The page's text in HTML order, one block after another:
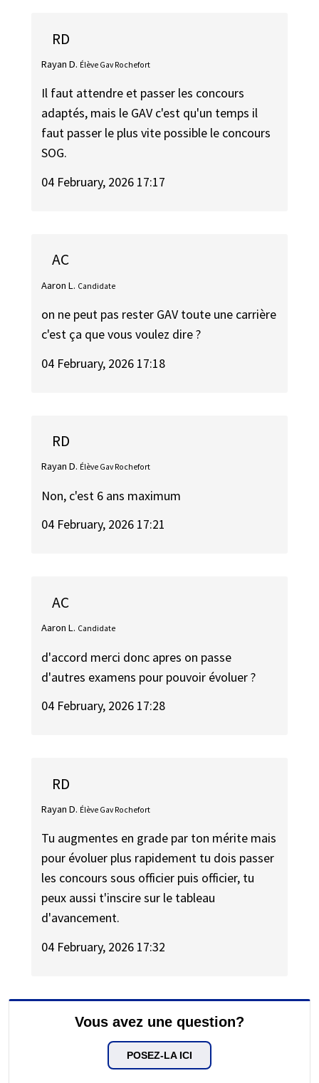
RD
Rayan D. Élève Gav Rochefort
Il faut attendre et passer les concours
adaptés, mais le GAV c'est qu'un temps il
faut passer le plus vite possible le concours
SOG.
04 February, 2026 17:17
AC
Aaron L. Candidate
on ne peut pas rester GAV toute une carrière
c'est ça que vous voulez dire ?
04 February, 2026 17:18
RD
Rayan D. Élève Gav Rochefort
Non, c'est 6 ans maximum
04 February, 2026 17:21
AC
Aaron L. Candidate
d'accord merci donc apres on passe
d'autres examens pour pouvoir évoluer ?
04 February, 2026 17:28
RD
Rayan D. Élève Gav Rochefort
Tu augmentes en grade par ton mérite mais
pour évoluer plus rapidement tu dois passer
les concours sous officier puis officier, tu
peux aussi t'inscire sur le tableau
d'avancement.
04 February, 2026 17:32
Vous avez une question?
POSEZ-LA ICI